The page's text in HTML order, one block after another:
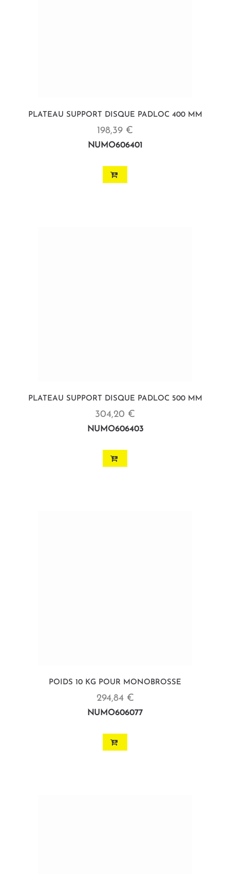
PLATEAU SUPPORT DISQUE PADLOC 400 MM
198,39 €
NUMO606401
PLATEAU SUPPORT DISQUE PADLOC 500 MM
304,20 €
NUMO606403
POIDS 10 KG POUR MONOBROSSE
294,84 €
NUMO606077